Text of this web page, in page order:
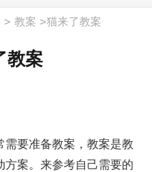
> 教案 >猫来了教案
教案
要准备教案，教案是教
方案。来参考自己需要的